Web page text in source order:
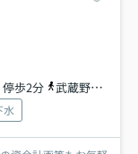
歩2分
武蔵野線「北朝霞」駅 バス13分 「榎木」 停歩2分
水